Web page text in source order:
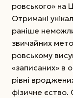
ровського» на
Отримані
раніше
звичайних
ровському
«записаних» в
рівні
фізичне єство.